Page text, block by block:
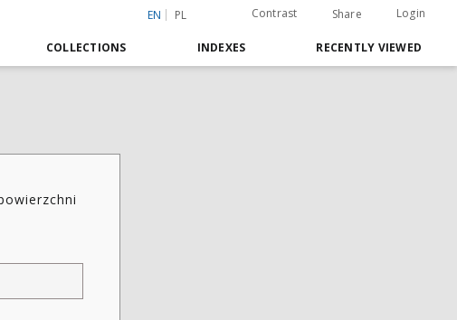
EN PL Contrast Share Login
COLLECTIONS INDEXES RECENTLY VIEWED